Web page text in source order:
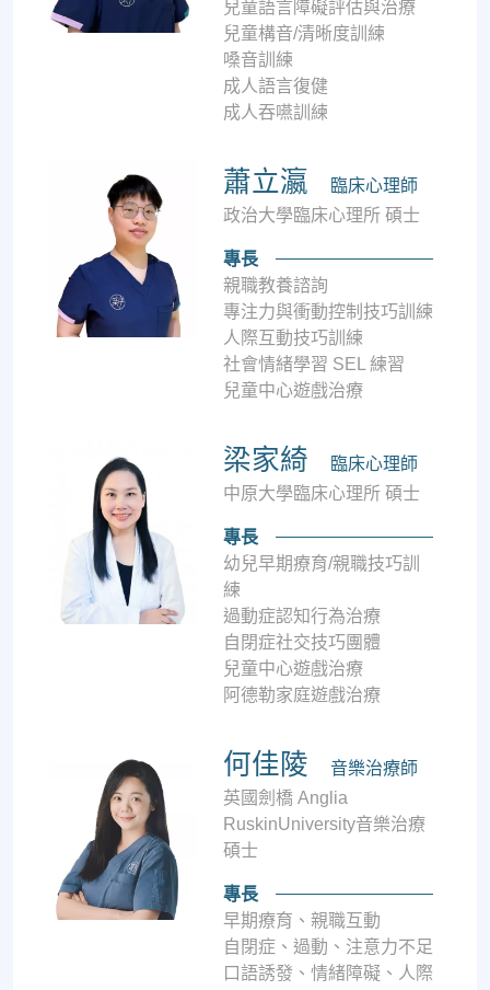
兒童語言障礙評估與治療
兒童構音/清晰度訓練
嗓音訓練
成人語言復健
成人吞嚥訓練
蕭立瀛
臨床心理師
政治大學臨床心理所 碩士
專長
親職教養諮詢
專注力與衝動控制技巧訓練
人際互動技巧訓練
社會情緒學習 SEL 練習
兒童中心遊戲治療
梁家綺
臨床心理師
中原大學臨床心理所 碩士
專長
幼兒早期療育/親職技巧訓
練
過動症認知行為治療
自閉症社交技巧團體
兒童中心遊戲治療
阿德勒家庭遊戲治療
何佳陵
音樂治療師
英國劍橋 Anglia
RuskinUniversity音樂治療
碩士
專長
早期療育、親職互動
自閉症、過動、注意力不足
口語誘發、情緒障礙、人際